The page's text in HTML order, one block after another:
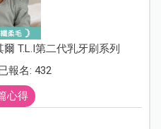
爾 T.L.I第二代乳牙刷系列
報名: 432
心得